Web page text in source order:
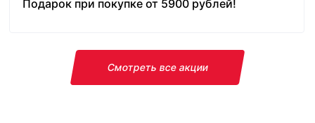
Подарок при покупке от 5900 рублей!
Смотреть все акции